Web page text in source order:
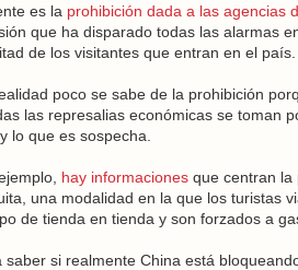
es la prohibición dada a las agencias
que ha disparado todas las alarmas
de los visitantes que entran en el país.
poco se sabe de la prohibición
las represalias económicas se toman
lo que es sospecha.
hay informaciones que centran la
una modalidad en la que los turistas
de tienda en tienda y son forzados a
saber si realmente China está